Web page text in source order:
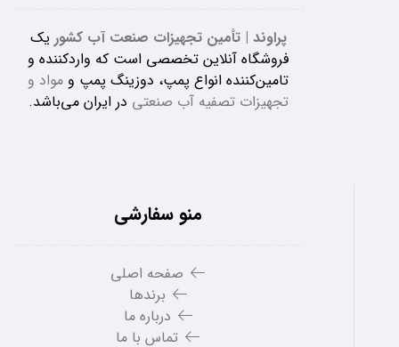
پراوند | تأمین تجهیزات صنعت آب کشور یک
فروشگاه آنلاین تخصصی است که واردکننده و
تامین‌کننده انواع پمپ، دوزینگ پمپ و مواد و
تجهیزات تصفیه آب صنعتی در ایران می‌باشد.
منو سفارشی
صفحه اصلی
برندها
درباره ما
تماس با ما